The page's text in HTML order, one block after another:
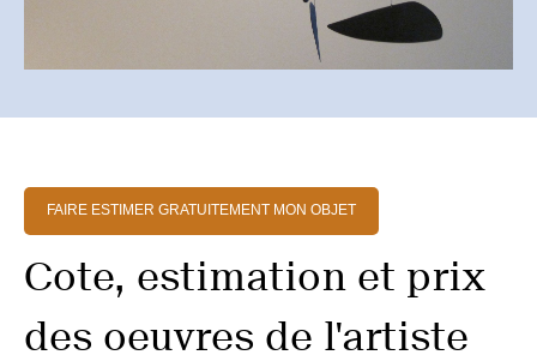
FAIRE ESTIMER GRATUITEMENT MON OBJET
Cote, estimation et prix
des oeuvres de l'artiste